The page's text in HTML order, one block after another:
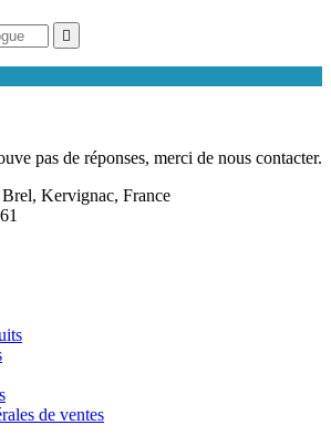

pas de réponses, merci de nous contacter.
Brel, Kervignac, France
de ventes